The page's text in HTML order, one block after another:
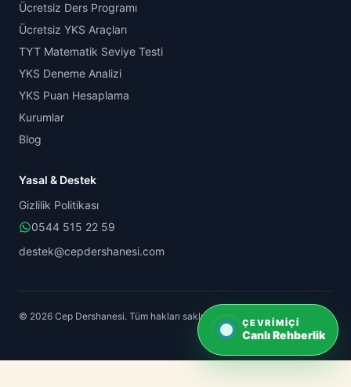
Ücretsiz Ders Programı
Ücretsiz YKS Araçları
TYT Matematik Seviye Testi
YKS Deneme Analizi
YKS Puan Hesaplama
Kurumlar
Blog
Yasal & Destek
Gizlilik Politikası
0544 515 22 59
destek@cepdershanesi.com
© 2026 Cep Dershanesi. Tüm hakları saklıdır.
ÇEVRIMIÇI
Canlı Rehberlik